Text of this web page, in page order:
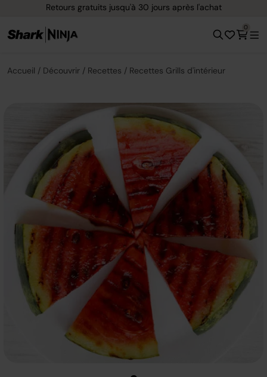
Retours gratuits jusqu'à 30 jours après l'achat
0
Accueil Découvrir Recettes Recettes Grills d'intérieur